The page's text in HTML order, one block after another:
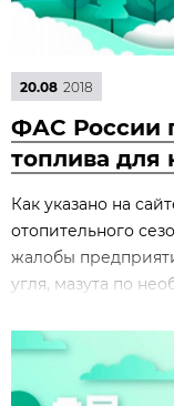
20.08 2018
ФАС России
топлива
Как указано на
отопительного
жалобы
угля, мазута по